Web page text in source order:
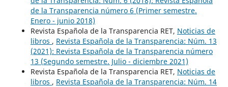
de la Transparencia número 6 (Primer semestre.
Enero - junio 2018)
Revista Española de la Transparencia RET, Noticias de
libros , Revista Española de la Transparencia: Núm. 13
(2021): Revista Española de la Transparencia número
13 (Segundo semestre. Julio - diciembre 2021)
Revista Española de la Transparencia RET, Noticias de
libros , Revista Española de la Transparencia: Núm. 14